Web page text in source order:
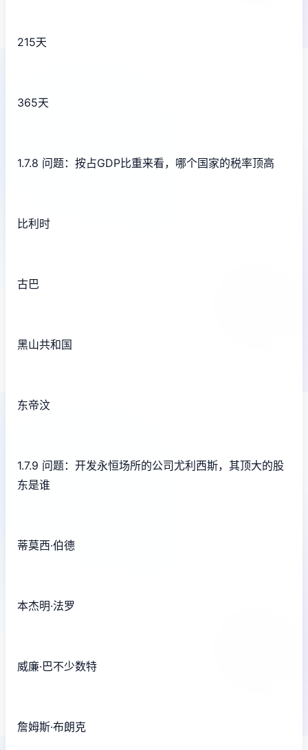
215天
365天
1.7.8 问题：按占GDP比重来看，哪个国家的税率顶高
比利时
古巴
黑山共和国
东帝汶
1.7.9 问题：开发永恒场所的公司尤利西斯，其顶大的股
东是谁
蒂莫西·伯德
本杰明·法罗
威廉·巴不少数特
詹姆斯·布朗克